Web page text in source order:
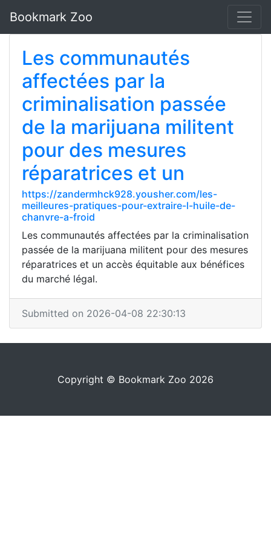
Bookmark Zoo
Les communautés
affectées par la
criminalisation passée
de la marijuana militent
pour des mesures
réparatrices et un
https://zandermhck928.yousher.com/les-
meilleures-pratiques-pour-extraire-l-huile-de-
chanvre-a-froid
Les communautés affectées par la criminalisation
passée de la marijuana militent pour des mesures
réparatrices et un accès équitable aux bénéfices
du marché légal.
Submitted on 2026-04-08 22:30:13
Copyright © Bookmark Zoo 2026